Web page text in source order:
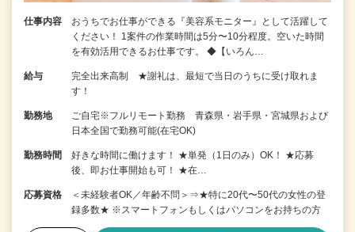
仕事内容
おうちでお仕事ができる『美容系モニター』として活躍して
ください！ 1案件の作業時間は5分〜10分程度。空いた時間
を有効活用できるお仕事です。 ◆【いろん…
給与
完全出来高制 ★謝礼は、最短で当日のうちに受け取れま
す！
勤務地
ご自宅※フルリモート勤務 青森県・岩手県・宮城県および
日本全国で勤務可能(在宅OK)
勤務時間
好きな時間に働けます！ ★単発（1日のみ）OK！ ★応募
後、即お仕事開始も可！ ★在…
応募資格
＜未経験者OK／年齢不問＞⇒★特に20代〜50代の女性の登
録多数★ ※スマートフォンもしくはパソコンをお持ちの方